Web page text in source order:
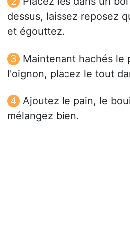
dessus, laissez reposez
et égouttez.
Maintenant hachés le
l'oignon, placez le tout
Ajoutez le pain, le
mélangez bien.